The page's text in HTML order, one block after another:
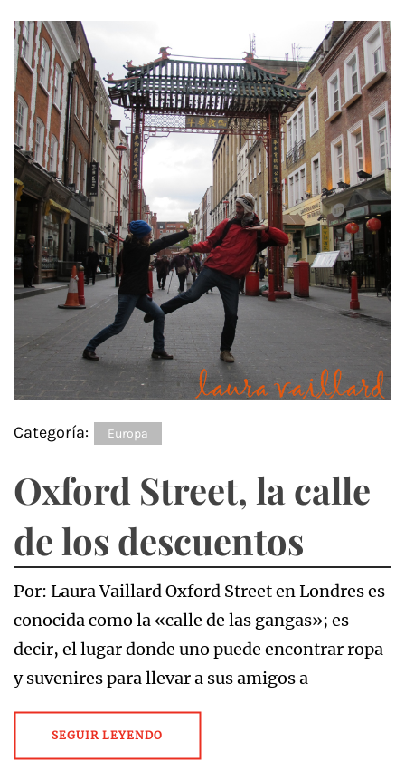
Categoría: Europa
Oxford Street, la calle
de los descuentos
Por: Laura Vaillard Oxford Street en Londres es
conocida como la «calle de las gangas»; es
decir, el lugar donde uno puede encontrar ropa
y suvenires para llevar a sus amigos a
SEGUIR LEYENDO